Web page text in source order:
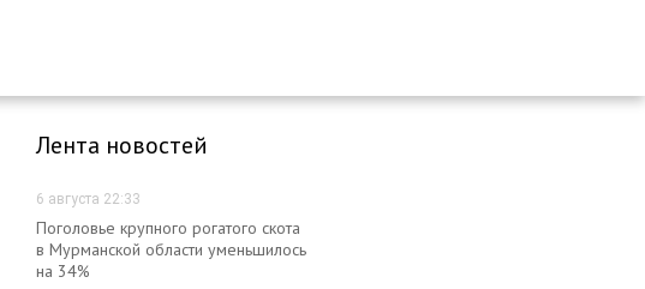
Лента новостей
6 августа 22:33
Поголовье крупного рогатого скота
в Мурманской области уменьшилось
на 34%